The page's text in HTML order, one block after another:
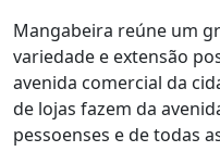
Mangabeira reúne um
variedade e extensão
avenida comercial da
de lojas fazem da
pessoenses e de todas